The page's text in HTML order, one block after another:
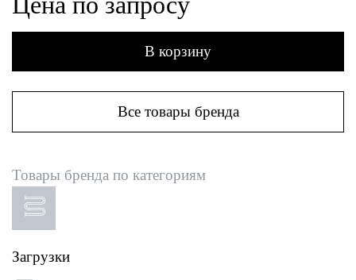
В корзину
Все товары бренда
Товары бренда по категориям
Загрузки